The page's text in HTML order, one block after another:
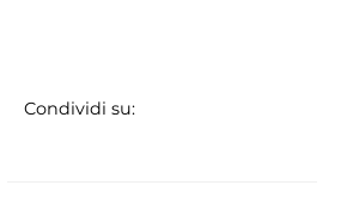
Condividi su: